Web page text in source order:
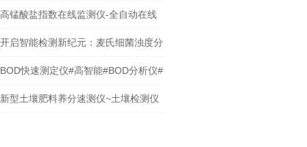
测新利器
高锰酸盐指数在线监测仪-全自动在线
分析水质
开启智能检测新纪元：麦氏细菌浊度分
析仪
BOD快速测定仪#高智能#BOD分析仪#
技术先进
新型土壤肥料养分速测仪~土壤检测仪